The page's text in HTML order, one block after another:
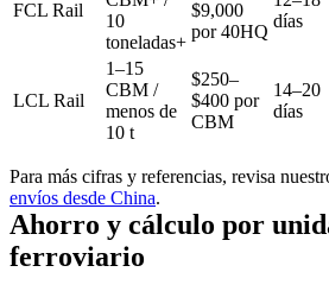
FCL Rail
10
toneladas+
$9,000
por 40HQ
días
LCL Rail
1–15
CBM /
menos de
10 t
$250–
$400 por
CBM
14–20
días
Para más cifras y referencias, revisa
envíos desde China.
Ahorro y cálculo por
ferroviario